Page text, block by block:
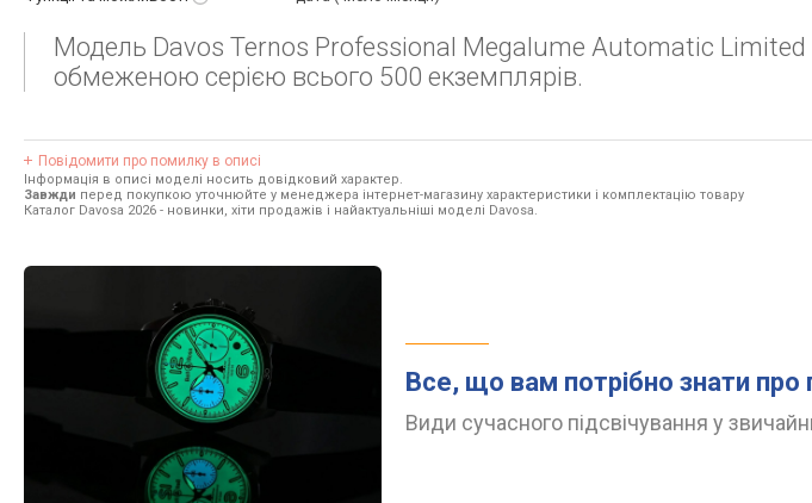
Модель Davos Ternos Professional Megalume Automatic
обмеженою серією всього 500 екземплярів.
Повідомити про помилку в описі
Інформація в описі моделі носить довідковий характер.
Завжди перед покупкою уточнюйте у менеджера інтернет-магазину характеристики і комплектацію товару
Каталог Davosa 2026 - новинки, хіти продажів і найактуальніші моделі Davosa.
Все, що вам потрібно знати про
Види сучасного підсвічування у